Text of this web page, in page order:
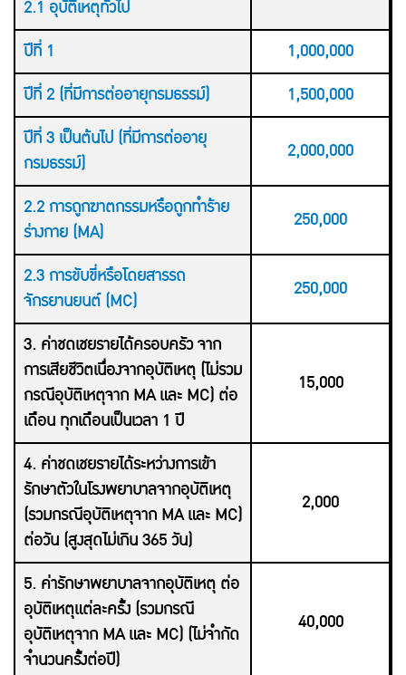
2.1 อุบัติเหตุทั่วไป
ปีที่ 1
1,000,000
ปีที่ 2 (ที่มีการต่ออายุกรมธรรม์)
1,500,000
ปีที่ 3 เป็นต้นไป (ที่มีการต่ออายุ
กรมธรรม์)
2,000,000
2.2 การถูกฆาตกรรมหรือถูกทำร้าย
ร่างกาย (MA)
250,000
2.3 การขับขี่หรือโดยสารรถ
จักรยานยนต์ (MC)
250,000
3. ค่าชดเชยรายได้ครอบครัว จาก
การเสียชีวิตเนื่องจากอุบัติเหตุ (ไม่รวม
กรณีอุบัติเหตุจาก MA และ MC) ต่อ
เดือน ทุกเดือนเป็นเวลา 1 ปี
15,000
4. ค่าชดเชยรายได้ระหว่างการเข้า
รักษาตัวในโรงพยาบาลจากอุบัติเหตุ
(รวมกรณีอุบัติเหตุจาก MA และ MC)
ต่อวัน (สูงสุดไม่เกิน 365 วัน)
2,000
5. ค่ารักษาพยาบาลจากอุบัติเหตุ ต่อ
อุบัติเหตุแต่ละครั้ง (รวมกรณี
อุบัติเหตุจาก MA และ MC) (ไม่จำกัด
จำนวนครั้งต่อปี)
40,000